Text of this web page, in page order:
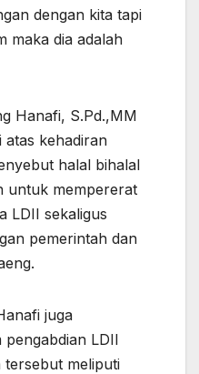
dengan kita tapi
maka dia adalah
Hanafi, S.Pd.,MM
atas kehadiran
halal bihalal
untuk mempererat
LDII sekaligus
pemerintah dan
juga
LDII
meliputi